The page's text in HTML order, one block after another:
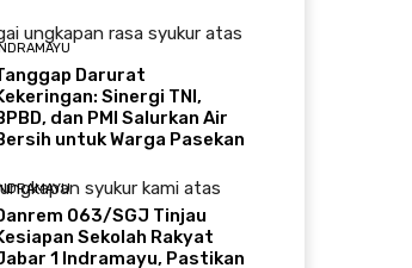
ungkapan rasa syukur atas
syukur kami atas
INDRAMAYU
Darurat
Sinergi TNI,
dan PMI Salurkan Air
untuk Warga Pasekan
063/SGJ Tinjau
Sekolah Rakyat
1 Indramayu, Pastikan